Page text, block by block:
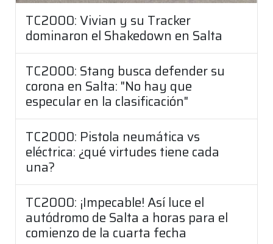
TC2000: Vivian y su Tracker
dominaron el Shakedown en Salta
TC2000: Stang busca defender su
corona en Salta: "No hay que
especular en la clasificación"
TC2000: Pistola neumática vs
eléctrica: ¿qué virtudes tiene cada
una?
TC2000: ¡Impecable! Así luce el
autódromo de Salta a horas para el
comienzo de la cuarta fecha